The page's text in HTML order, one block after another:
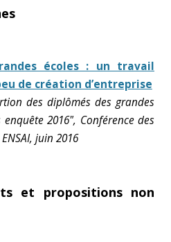
écoles : un travail
de création d’entreprise
des diplômés des grandes
enquête 2016", Conférence des
juin 2016
et propositions non